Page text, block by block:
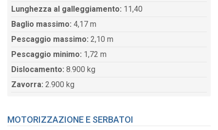
Lunghezza al galleggiamento: 11,40
Baglio massimo: 4,17 m
Pescaggio massimo: 2,10 m
Pescaggio minimo: 1,72 m
Dislocamento: 8.900 kg
Zavorra: 2.900 kg
MOTORIZZAZIONE E SERBATOI